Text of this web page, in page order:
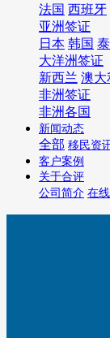
法国 西班牙
亚洲签证
日本 韩国
大洋洲签证
新西兰 澳大
非洲签证
非洲各国
新闻动态
全部 移民资
客户案例
关于合评
公司简介 在